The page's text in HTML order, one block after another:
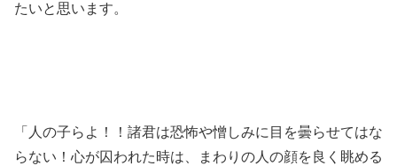
たいと思います。
「人の子らよ！！諸君は恐怖や憎しみに目を曇らせてはな
らない！心が囚われた時は、まわりの人の顔を良く眺める